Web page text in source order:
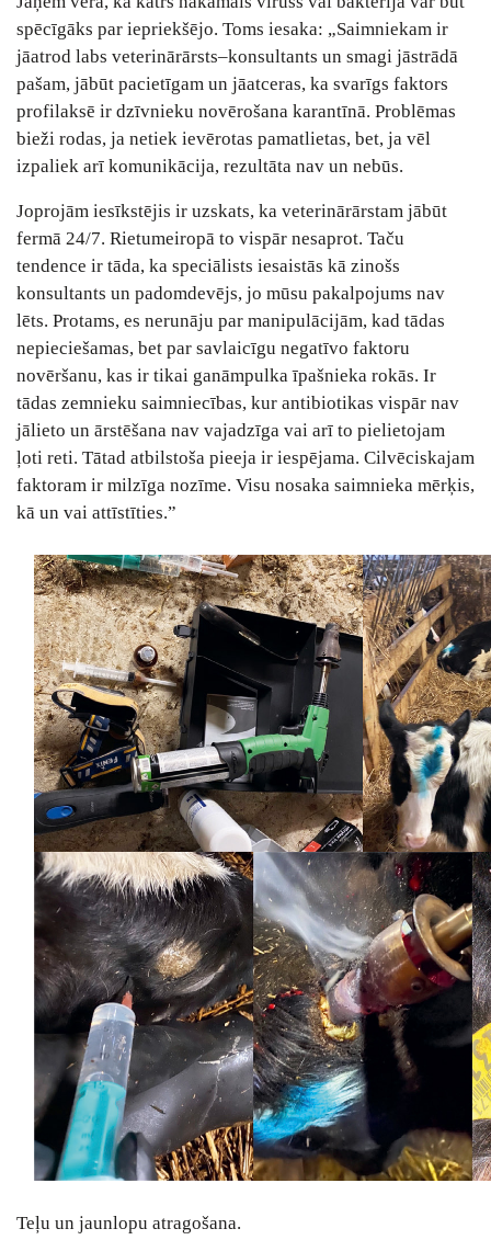
spēcīgāks par iepriekšējo. Toms iesaka: „Saimniekam ir
jāatrod labs veterinārārsts–konsultants un smagi jāstrādā
pašam, jābūt pacietīgam un jāatceras, ka svarīgs faktors
profilaksē ir dzīvnieku novērošana karantīnā. Problēmas
bieži rodas, ja netiek ievērotas pamatlietas, bet, ja vēl
izpaliek arī komunikācija, rezultāta nav un nebūs.
Joprojām iesīkstējis ir uzskats, ka veterinārārstam jābūt
fermā 24/7. Rietumeiropā to vispār nesaprot. Taču
tendence ir tāda, ka speciālists iesaistās kā zinošs
konsultants un padomdevējs, jo mūsu pakalpojums nav
lēts. Protams, es nerunāju par manipulācijām, kad tādas
nepieciešamas, bet par savlaicīgu negatīvo faktoru
novēršanu, kas ir tikai ganāmpulka īpašnieka rokās. Ir
tādas zemnieku saimniecības, kur antibiotikas vispār nav
jālieto un ārstēšana nav vajadzīga vai arī to pielietojam
ļoti reti. Tātad atbilstoša pieeja ir iespējama. Cilvēciskajam
faktoram ir milzīga nozīme. Visu nosaka saimnieka mērķis,
kā un vai attīstīties.”
Teļu un jaunlopu atragošana.